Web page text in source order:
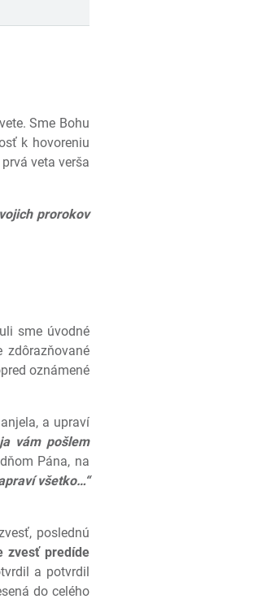
Sme Bohu
k hovoreniu
veta verša
prorokov
sme úvodné
oznámené
a upraví
vám pošlem
Pána, na
všetko…“
poslednú
zvesť predíde
a potvrdil
do celého